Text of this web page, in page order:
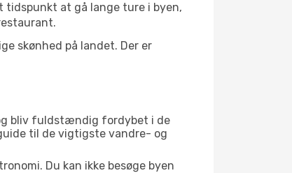
tidspunkt at gå lange ture i byen,
skønhed på landet. Der er
bliv fuldstændig fordybet i de
til de vigtigste vandre- og
Du kan ikke besøge byen